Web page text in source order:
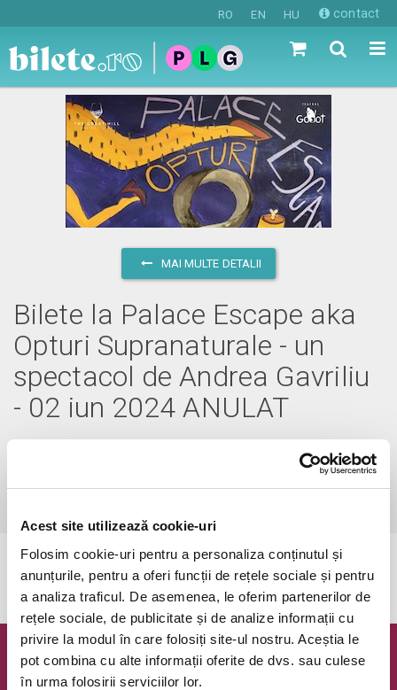
Acest site utilizează cookie-uri
Folosim cookie-uri pentru a personaliza conținutul și
anunțurile, pentru a oferi funcții de rețele sociale și pentru
a analiza traficul. De asemenea, le oferim partenerilor de
rețele sociale, de publicitate și de analize informații cu
privire la modul în care folosiți site-ul nostru. Aceștia le
pot combina cu alte informații oferite de dvs. sau culese
în urma folosirii serviciilor lor.
RO EN HU contact
MAI MULTE DETALII
Bilete la Palace Escape aka
Opturi Supranaturale - un
spectacol de Andrea Gavriliu
- 02 iun 2024 ANULAT
Evenimentul a expirat.
Newsletter @ Bilete.ro